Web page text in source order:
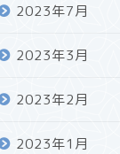
2023年7月
2023年3月
2023年2月
2023年1月